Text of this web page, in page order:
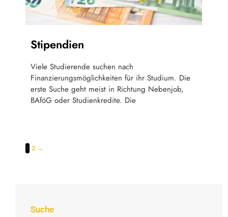
Stipendien
Viele Studierende suchen nach
Finanzierungsmöglichkeiten für ihr Studium. Die
erste Suche geht meist in Richtung Nebenjob,
BAföG oder Studienkredite. Die
1 2 →
Suche